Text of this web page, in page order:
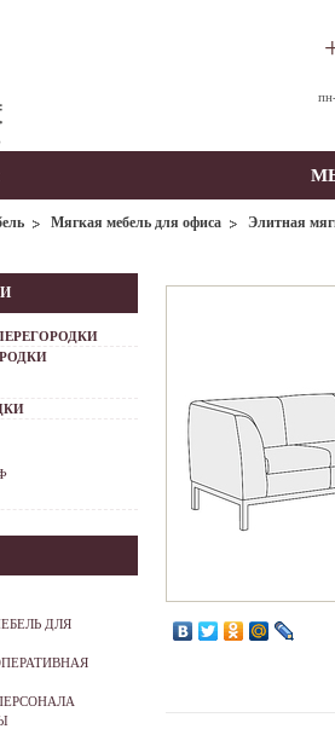
Мягкая мебель для офиса Элитная
ДЛЯ